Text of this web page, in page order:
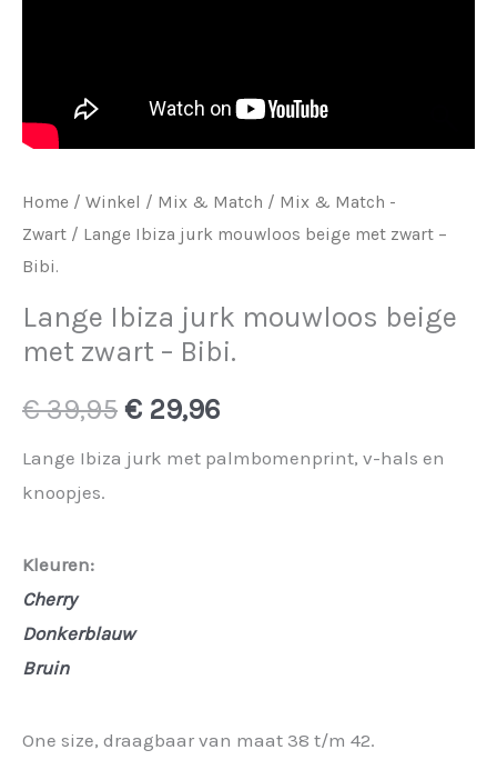
Home / Winkel / Mix & Match / Mix & Match -
Zwart / Lange Ibiza jurk mouwloos beige met zwart –
Bibi.
Lange Ibiza jurk mouwloos beige
met zwart – Bibi.
€39,95 Oorspronkelijke
prijs
€ 29,96Huidige
prijs
Lange Ibiza jurk met palmbomenprint, v-hals en
knoopjes.
Kleuren:
Cherry
Donkerblauw
Bruin
One size, draagbaar van maat 38 t/m 42.